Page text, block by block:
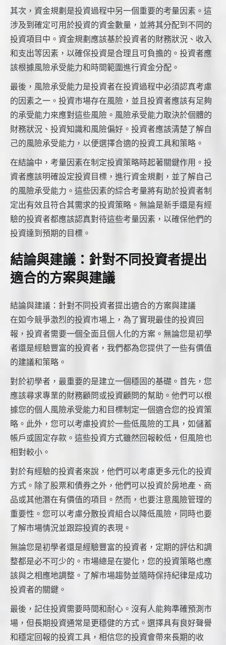
其次，資金規劃是投資過程中另一個重要的考量因素。這
涉及到確定可用於投資的資金數量，並將其分配到不同的
投資項目中。資金規劃應該基於投資者的財務狀況、收入
和支出等因素，以確保投資是合理且可負擔的。投資者應
該根據風險承受能力和時間範圍進行資金分配。
最後，風險承受能力是投資者在投資過程中必須認真考慮
的因素之一。投資市場存在風險，並且投資者應該有足夠
的承受能力來應對這些風險。風險承受能力取決於個體的
財務狀況、投資知識和風險偏好。投資者應該清楚了解自
己的風險承受能力，以便選擇合適的投資工具和策略。
在結論中，考量因素在制定投資策略時起著關鍵作用。投
資者應該明確設定投資目標，進行資金規劃，並了解自己
的風險承受能力。這些因素的綜合考量將有助於投資者制
定出有效且符合其需求的投資策略。無論是新手還是有經
驗的投資者都應該認真對待這些考量因素，以確保他們的
投資達到預期的目標。
結論與建議：針對不同投資者提出
適合的方案與建議
結論與建議：針對不同投資者提出適合的方案與建議
在如今競爭激烈的投資市場上，為了實現最佳的投資回
報，投資者需要一個全面且個人化的方案。無論您是初學
者還是經驗豐富的投資者，我們都為您提供了一些有價值
的建議和策略。
對於初學者，最重要的是建立一個穩固的基礎。首先，您
應該尋求專業的財務顧問或投資顧問的幫助。他們可以根
據您的個人風險承受能力和目標制定一個適合您的投資策
略。此外，您可以考慮投資於一些低風險的工具，如儲蓄
帳戶或固定存款。這些投資方式雖然回報較低，但風險也
相對較小。
對於有經驗的投資者來說，他們可以考慮更多元化的投資
方式。除了股票和債券之外，他們可以投資於房地產、商
品或其他潛在有價值的項目。然而，也要注意風險管理的
重要性。您可以考慮分散投資組合以降低風險，同時也要
了解市場情況並跟踪投資的表現。
無論您是初學者還是經驗豐富的投資者，定期的評估和調
整都是必不可少的。市場總是在變化，您的投資策略也應
該與之相應地調整。了解市場趨勢並隨時保持紀律是成功
投資者的關鍵。
最後，記住投資需要時間和耐心。沒有人能夠準確預測市
場，但長期投資通常是更穩健的方式。選擇具有良好聲譽
和穩定回報的投資工具，相信您的投資會帶來長期的收